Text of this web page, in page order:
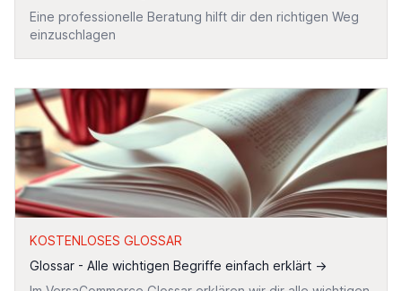
Eine professionelle Beratung hilft dir den richtigen Weg
einzuschlagen
KOSTENLOSES GLOSSAR
Glossar - Alle wichtigen Begriffe einfach erklärt →